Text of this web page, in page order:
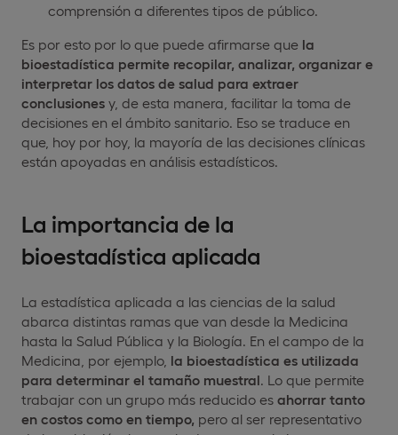
comprensión a diferentes tipos de público.
Es por esto por lo que puede afirmarse que la
bioestadística permite recopilar, analizar, organizar e
interpretar los datos de salud para extraer
conclusiones y, de esta manera, facilitar la toma de
decisiones en el ámbito sanitario. Eso se traduce en
que, hoy por hoy, la mayoría de las decisiones clínicas
están apoyadas en análisis estadísticos.
La importancia de la
bioestadística aplicada
La estadística aplicada a las ciencias de la salud
abarca distintas ramas que van desde la Medicina
hasta la Salud Pública y la Biología. En el campo de la
Medicina, por ejemplo, la bioestadística es utilizada
para determinar el tamaño muestral . Lo que permite
trabajar con un grupo más reducido es ahorrar tanto
en costos como en tiempo, pero al ser representativo